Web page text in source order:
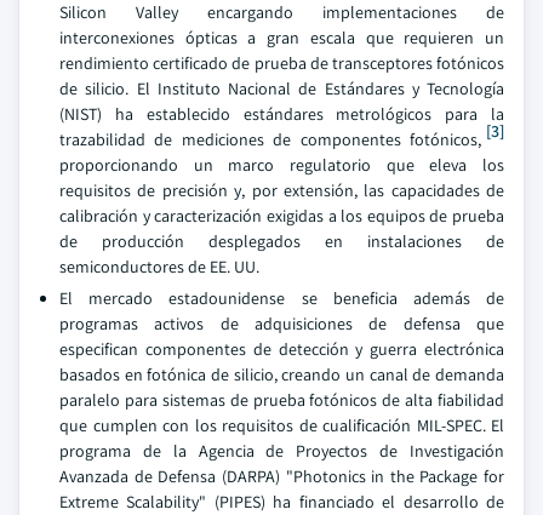
Silicon Valley encargando implementaciones de
interconexiones ópticas a gran escala que requieren un
rendimiento certificado de prueba de transceptores fotónicos
de silicio. El Instituto Nacional de Estándares y Tecnología
(NIST) ha establecido estándares metrológicos para la
trazabilidad de mediciones de componentes fotónicos, [3]
proporcionando un marco regulatorio que eleva los
requisitos de precisión y, por extensión, las capacidades de
calibración y caracterización exigidas a los equipos de prueba
de producción desplegados en instalaciones de
semiconductores de EE. UU.
El mercado estadounidense se beneficia además de
programas activos de adquisiciones de defensa que
especifican componentes de detección y guerra electrónica
basados en fotónica de silicio, creando un canal de demanda
paralelo para sistemas de prueba fotónicos de alta fiabilidad
que cumplen con los requisitos de cualificación MIL-SPEC. El
programa de la Agencia de Proyectos de Investigación
Avanzada de Defensa (DARPA) "Photonics in the Package for
Extreme Scalability" (PIPES) ha financiado el desarrollo de